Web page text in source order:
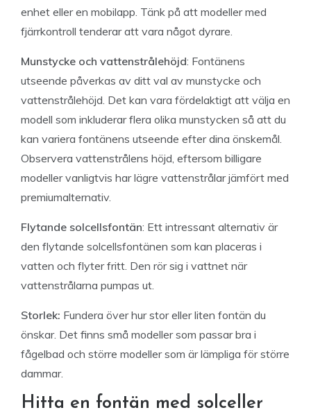
enhet eller en mobilapp. Tänk på att modeller med
fjärrkontroll tenderar att vara något dyrare.
Munstycke och vattenstrålehöjd: Fontänens
utseende påverkas av ditt val av munstycke och
vattenstrålehöjd. Det kan vara fördelaktigt att välja en
modell som inkluderar flera olika munstycken så att du
kan variera fontänens utseende efter dina önskemål.
Observera vattenstrålens höjd, eftersom billigare
modeller vanligtvis har lägre vattenstrålar jämfört med
premiumalternativ.
Flytande solcellsfontän: Ett intressant alternativ är
den flytande solcellsfontänen som kan placeras i
vatten och flyter fritt. Den rör sig i vattnet när
vattenstrålarna pumpas ut.
Storlek: Fundera över hur stor eller liten fontän du
önskar. Det finns små modeller som passar bra i
fågelbad och större modeller som är lämpliga för större
dammar.
Hitta en fontän med solceller